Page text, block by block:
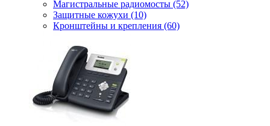
Магистральные радиомосты (52)
Защитные кожухи (10)
Кронштейны и крепления (60)